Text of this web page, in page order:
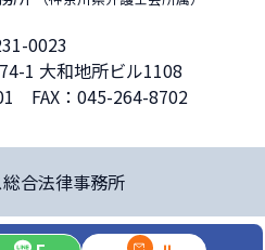
0023
1 大和地所ビル1108
FAX：045-264-8702
合法律事務所